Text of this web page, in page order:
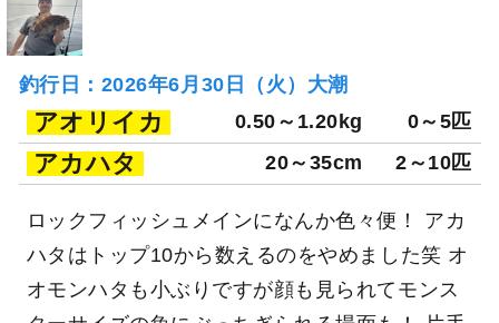
釣行日：2026年6月30日（火）大潮
アオリイカ 0.50～1.20kg 0～5匹
アカハタ 20～35cm 2～10匹
ロックフィッシュメインになんか色々便！ アカ
ハタはトップ10から数えるのをやめました笑 オ
オモンハタも小ぶりですが顔も見られてモンス